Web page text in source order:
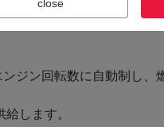
close